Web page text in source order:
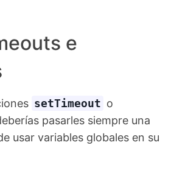
e
setTimeout o
pasarles siempre una
usar variables globales en su